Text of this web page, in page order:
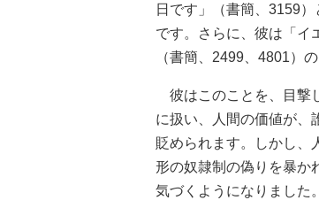
日です」（書簡、3159
です。さらに、彼は「イ
（書簡、2499、4801）
彼はこのことを、目撃
に扱い、人間の価値が、
貶められます。しかし、
形の奴隷制の偽りを暴か
気づくようになりました